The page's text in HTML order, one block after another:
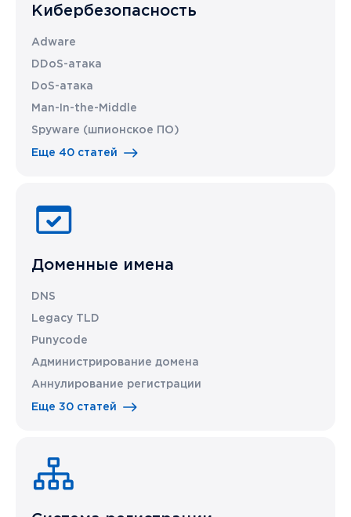
Кибербезопасность
Adware
DDoS-атака
DoS-атака
Man-In-the-Middle
Spyware (шпионское ПО)
Еще 40 статей
Доменные имена
DNS
Legacy TLD
Punycode
Администрирование домена
Аннулирование регистрации
Еще 30 статей